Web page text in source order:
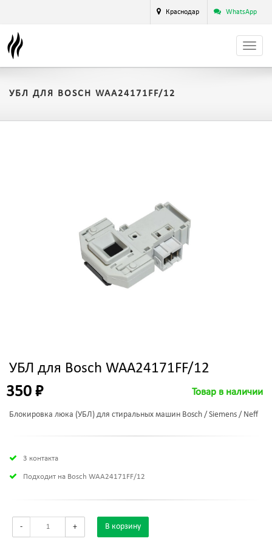
Краснодар WhatsApp
УБЛ ДЛЯ BOSCH WAA24171FF/12
УБЛ для Bosch WAA24171FF/12
350 ₽ Товар в наличии
Блокировка люка (УБЛ) для стиральных машин Bosch / Siemens / Neff
3 контакта
Подходит на Bosch WAA24171FF/12
- + В корзину